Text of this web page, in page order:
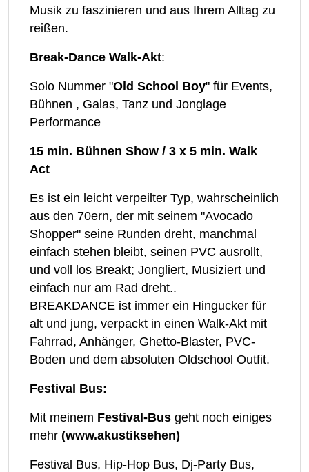
Musik zu faszinieren und aus Ihrem Alltag zu
reißen.
Break-Dance Walk-Akt:
Solo Nummer "Old School Boy" für Events,
Bühnen , Galas, Tanz und Jonglage
Performance
15 min. Bühnen Show / 3 x 5 min. Walk
Act
​Es ist ein leicht verpeilter Typ, wahrscheinlich
aus den 70ern, der mit seinem "Avocado
Shopper" seine Runden dreht, manchmal
einfach stehen bleibt, seinen PVC ausrollt,
und voll los Breakt; Jongliert, Musiziert und
einfach nur am Rad dreht..
BREAKDANCE ist immer ein Hingucker für
alt und jung, verpackt in einen Walk-Akt mit
Fahrrad, Anhänger, Ghetto-Blaster, PVC-
Boden und dem absoluten Oldschool Outfit.
Festival Bus:
Mit meinem Festival-Bus geht noch einiges
mehr (www.akustiksehen)
Festival Bus, Hip-Hop Bus, Dj-Party Bus,